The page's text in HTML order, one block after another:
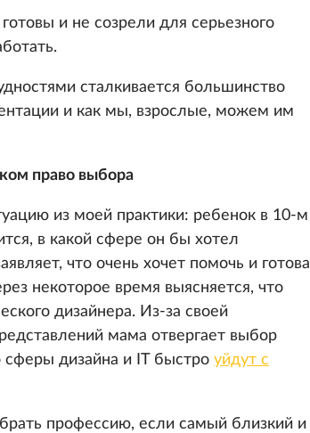
и не созрели для серьезного
сталкивается большинство
и как мы, взрослые, можем им
право выбора
из моей практики: ребенок в 10-м
в какой сфере он бы хотел
что очень хочет помочь и готова
некоторое время выясняется, что
дизайнера. Из-за своей
мама отвергает выбор
дизайна и IT быстро уйдут с
профессию, если самый близкий и